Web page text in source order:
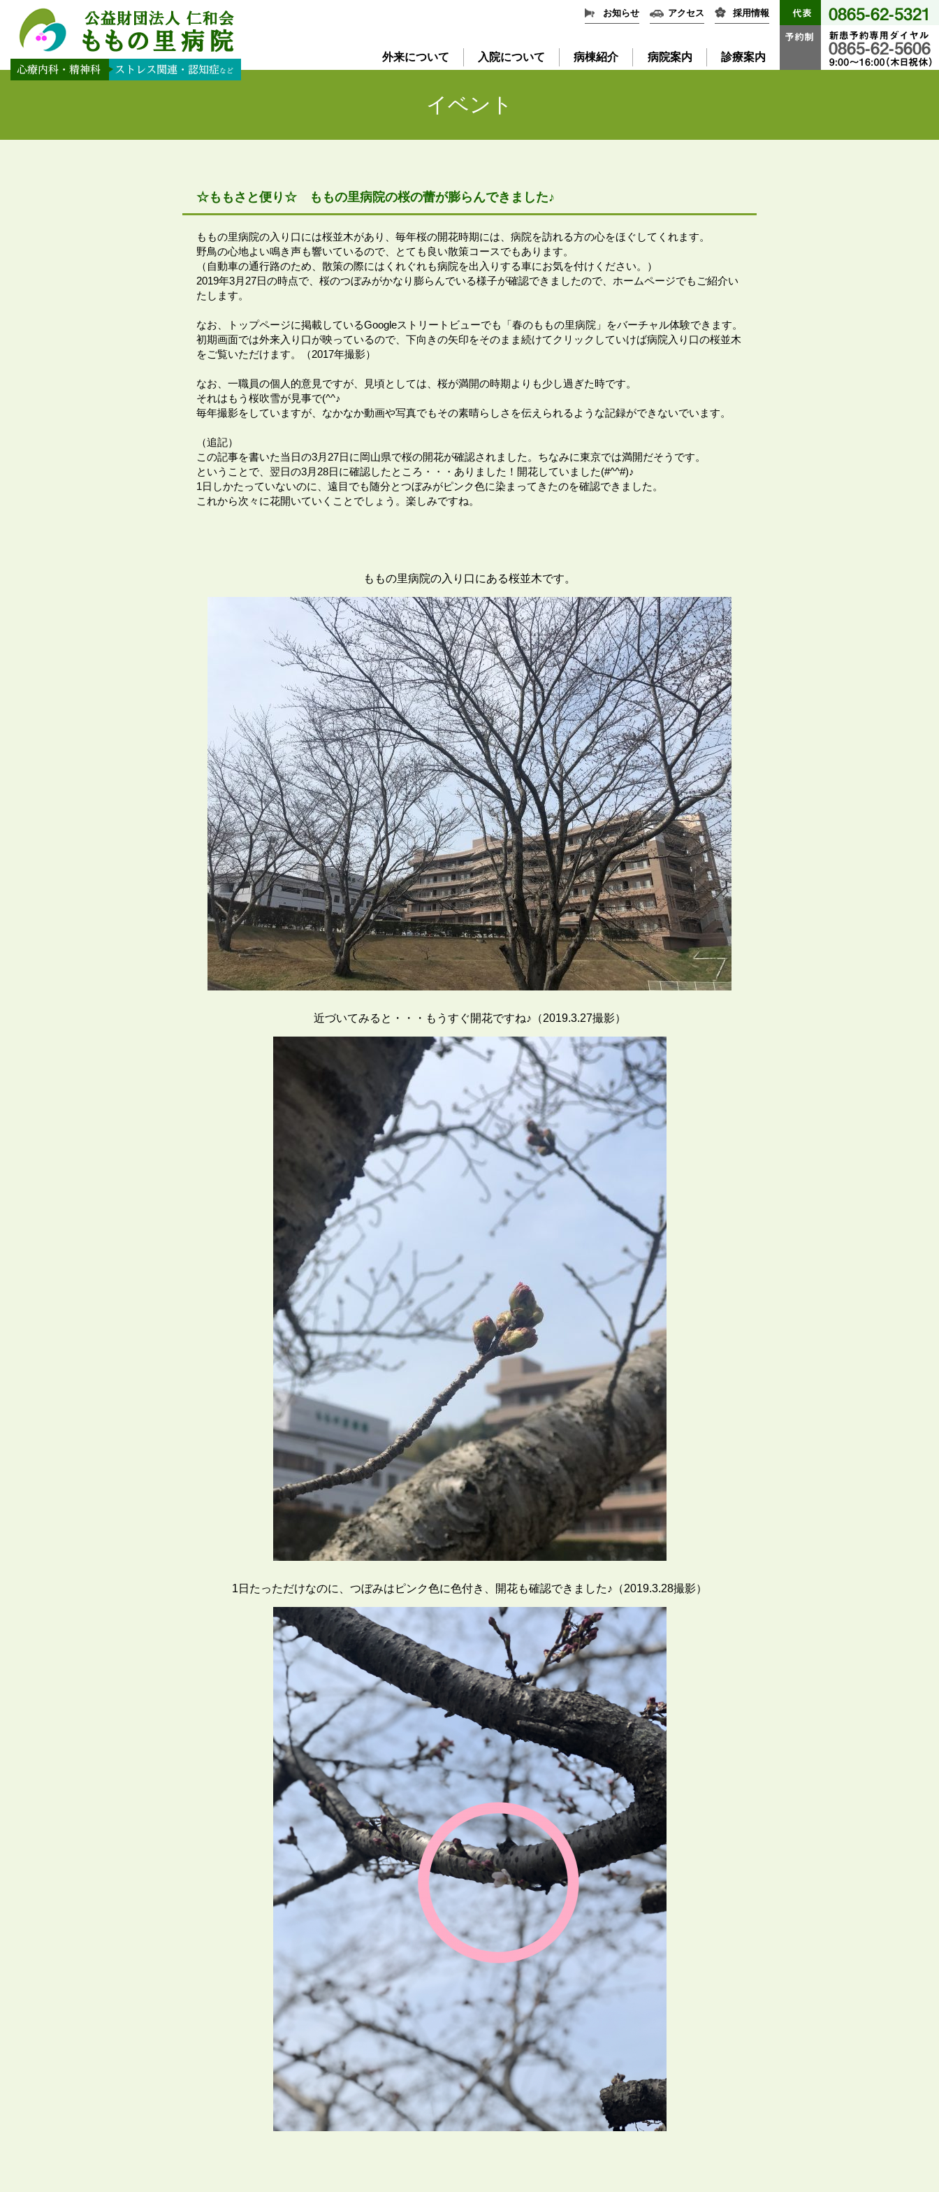
お知らせ アクセス 採用情報
外来について 入院について 病棟紹介 病院案内 診療案内
イベント
☆ももさと便り☆ ももの里病院の桜の蕾が膨らんできました♪
ももの里病院の入り口には桜並木があり、毎年桜の開花時期には、病院を訪れる方の心をほぐしてくれます。
野鳥の心地よい鳴き声も響いているので、とても良い散策コースでもあります。
（自動車の通行路のため、散策の際にはくれぐれも病院を出入りする車にお気を付けください。）
2019年3月27日の時点で、桜のつぼみがかなり膨らんでいる様子が確認できましたので、ホームページでもご紹介い
たします。
なお、トップページに掲載しているGoogleストリートビューでも「春のももの里病院」をバーチャル体験できます。
初期画面では外来入り口が映っているので、下向きの矢印をそのまま続けてクリックしていけば病院入り口の桜並木
をご覧いただけます。（2017年撮影）
なお、一職員の個人的意見ですが、見頃としては、桜が満開の時期よりも少し過ぎた時です。
それはもう桜吹雪が見事で(^^♪
毎年撮影をしていますが、なかなか動画や写真でもその素晴らしさを伝えられるような記録ができないでいます。
（追記）
この記事を書いた当日の3月27日に岡山県で桜の開花が確認されました。ちなみに東京では満開だそうです。
ということで、翌日の3月28日に確認したところ・・・ありました！開花していました(#^^#)♪
1日しかたっていないのに、遠目でも随分とつぼみがピンク色に染まってきたのを確認できました。
これから次々に花開いていくことでしょう。楽しみですね。
ももの里病院の入り口にある桜並木です。
近づいてみると・・・もうすぐ開花ですね♪（2019.3.27撮影）
1日たっただけなのに、つぼみはピンク色に色付き、開花も確認できました♪（2019.3.28撮影）